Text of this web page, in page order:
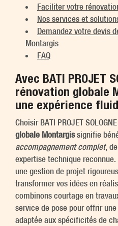
Faciliter votre
Nos services et
Demandez votre devis
Montargis
FAQ
Avec BATI PROJET
rénovation globale
une expérience
Choisir BATI PROJET
globale Montargissignifie
accompagnement complet,
expertise technique
une gestion de projet
transformer vos idées en
combinons courtage en
service de pose pour offrir
adaptée aux spécificités de